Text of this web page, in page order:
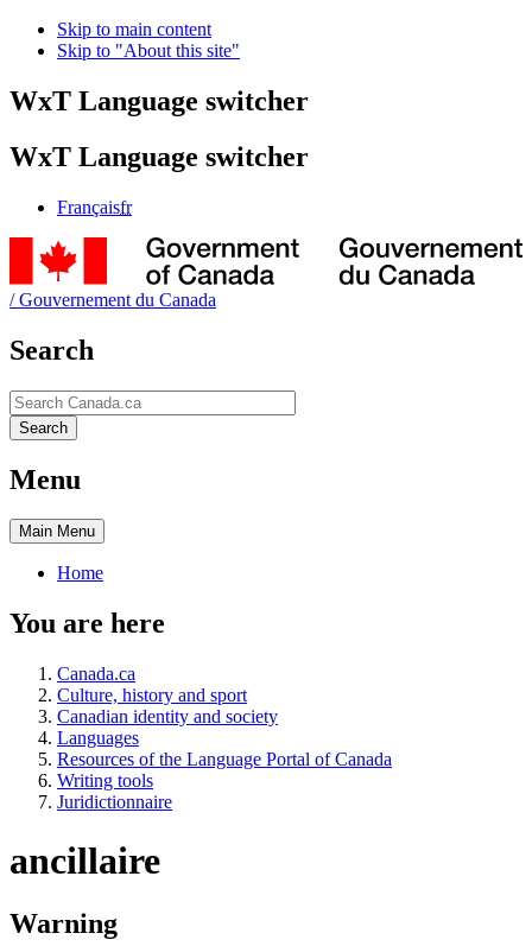
Skip to main content
Skip to "About this site"
WxT Language switcher
WxT Language switcher
Françaisfr
/Gouvernement du Canada
Search
Search
Search
Menu
Main Menu
Home
You are here
Canada.ca
Culture, history and sport
Canadian identity and society
Languages
Resources of the Language Portal of Canada
Writing tools
Juridictionnaire
ancillaire
Warning